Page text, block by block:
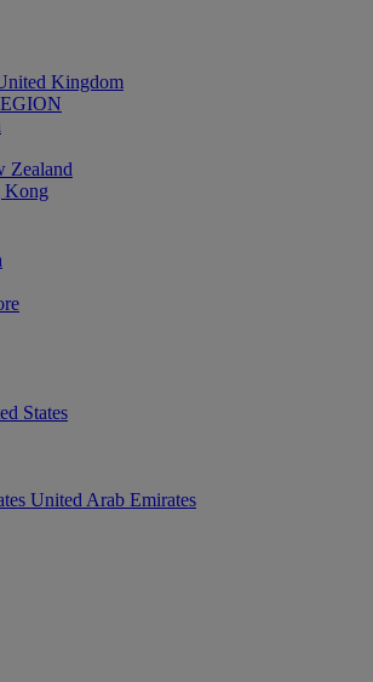
Kingdom
Zealand
Kong
States
United Arab Emirates